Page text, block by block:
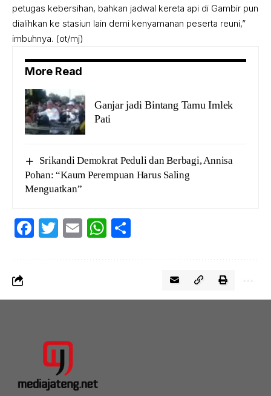
petugas kebersihan, bahkan jadwal kereta api di Gambir pun
dialihkan ke stasiun lain demi kenyamanan peserta reuni,”
imbuhnya. (ot/mj)
More Read
Ganjar jadi Bintang Tamu Imlek
Pati
Srikandi Demokrat Peduli dan Berbagi, Annisa
Pohan: “Kaum Perempuan Harus Saling
Menguatkan”
Facebook
Twitter
EmailWhatsApp